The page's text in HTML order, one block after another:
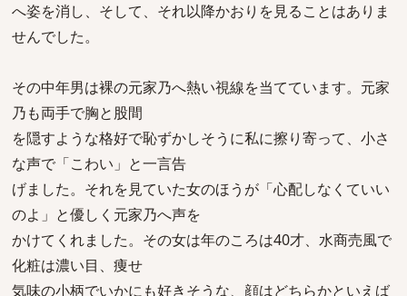
へ姿を消し、そして、それ以降かおりを見ることはありま
せんでした。
その中年男は裸の元家乃へ熱い視線を当てています。元家
乃も両手で胸と股間
を隠すような格好で恥ずかしそうに私に擦り寄って、小さ
な声で「こわい」と一言告
げました。それを見ていた女のほうが「心配しなくていい
のよ」と優しく元家乃へ声を
かけてくれました。その女は年のころは40才、水商売風で
化粧は濃い目、痩せ
気味の小柄でいかにも好きそうな、顔はどちらかといえば